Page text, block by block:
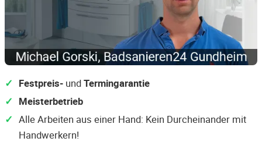
Festpreis- undTermingarantie
Meisterbetrieb
Alle Arbeiten aus einer Hand: Kein Durcheinander mit
Handwerkern!